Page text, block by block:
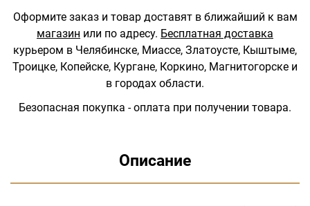
Оформите заказ и товар доставят в ближайший к вам
магазин или по адресу. Бесплатная доставка
курьером в Челябинске, Миассе, Златоусте, Кыштыме,
Троицке, Копейске, Кургане, Коркино, Магнитогорске и
в городах области.
Безопасная покупка - оплата при получении товара.
Описание